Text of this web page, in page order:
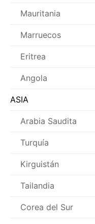
Mauritania
Marruecos
Eritrea
Angola
ASIA
Arabia Saudita
Turquía
Kirguistán
Tailandia
Corea del Sur